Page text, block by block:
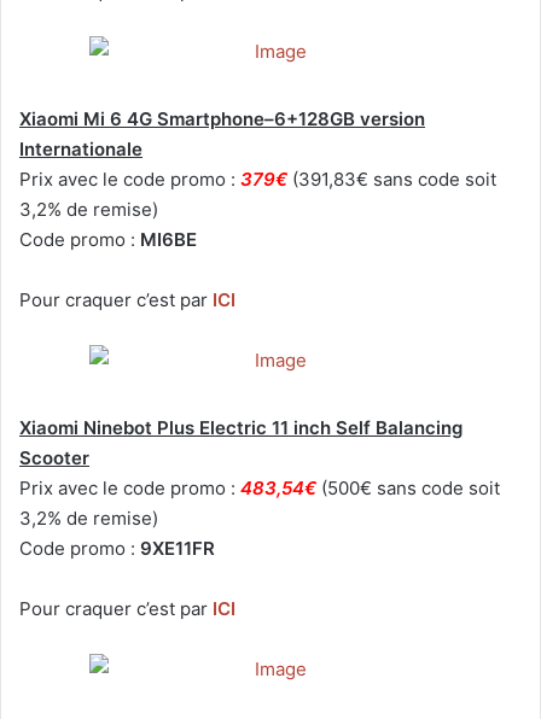
Xiaomi Mi 6 4G Smartphone–6+128GB version
Internationale
Prix avec le code promo : 379€ (391,83€ sans code soit
3,2% de remise)
Code promo : MI6BE
Pour craquer c’est par ICI
Xiaomi Ninebot Plus Electric 11 inch Self Balancing
Scooter
Prix avec le code promo : 483,54€ (500€ sans code soit
3,2% de remise)
Code promo : 9XE11FR
Pour craquer c’est par ICI